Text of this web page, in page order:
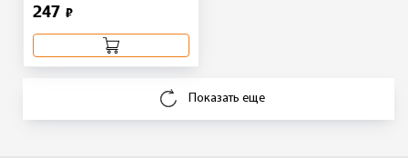
247 ₽
Показать еще